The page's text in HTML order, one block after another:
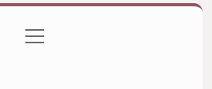
Politikası
menüyü
aç